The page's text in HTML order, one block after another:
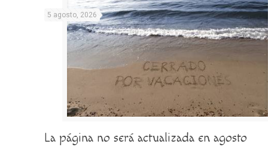
5 agosto, 2026
La página no será actualizada en agosto